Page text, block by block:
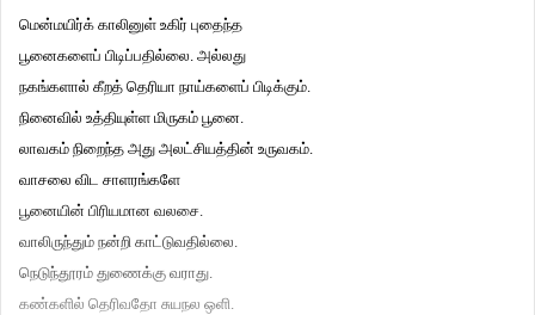
மென்மயிர்க் காலினுள் உகிர் புதைந்த
பூனைகளைப் பிடிப்பதில்லை. அல்லது
நகங்களால் கீறத் தெரியா நாய்களைப் பிடிக்கும்.
நினைவில் உத்தியுள்ள மிருகம் பூனை.
லாவகம் நிறைந்த அது அலட்சியத்தின் உருவகம்.
வாசலை விட சாளரங்களே
பூனையின் பிரியமான வலசை.
வாலிருந்தும் நன்றி காட்டுவதில்லை.
நெடுந்தூரம் துணைக்கு வராது.
கண்களில் தெரிவதோ சுயநல ஒளி.